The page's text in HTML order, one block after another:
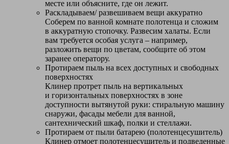
месте или объясните, где он лежит.
Раскладываем/ развешиваем вещи аккуратно
Соберем по ванной комнате полотенца и сложим
в аккуратную стопочку. Развесим халаты. Если
вам требуется особая услуга – например,
разложить вещи по цветам, сообщите об этом
заранее оператору.
Протираем пыль на всех доступных и свободных
поверхностях
Клинер протрет пыль на вертикальных
и горизонтальных поверхностях в зоне
доступности вытянутой руки: стиральную машину
снаружи, фасады мебели для ванной,
сантехнический шкаф, полки и стеллажи.
Протираем от пыли батарею (полотенцесушитель)
Клинер отмоет полотенцесушитель и подведенные